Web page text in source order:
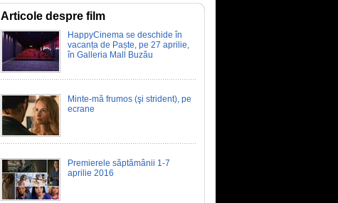
Articole despre film
HappyCinema se deschide în
vacanța de Paște, pe 27 aprilie,
în Galleria Mall Buzău
Minte-mă frumos (şi strident), pe
ecrane
Premierele săptămânii 1-7
aprilie 2016